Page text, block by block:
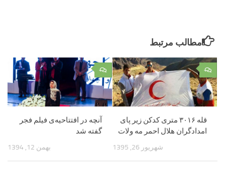
مطالب مرتبط
۰
آنچه در افتتاحیه‌ی فیلم فجر
گفته شد
بهمن 12, 1394
۰
قله ۳۰۱۶ متری کدکن زیر پای
امدادگران هلال احمر مه ولات
شهریور 26, 1395